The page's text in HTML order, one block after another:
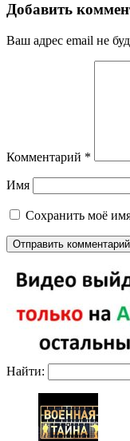
Добавить
Ваш адрес email не
Комментарий *
Имя
Сохранить моё
Найти: